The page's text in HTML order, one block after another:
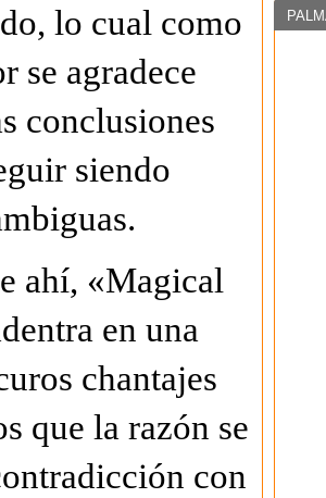
lo cual como
se agradece
conclusiones
siendo
ahí, «Magical
en una
chantajes
que la razón se
con